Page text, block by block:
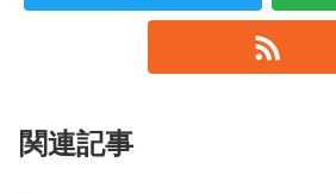
関連記事